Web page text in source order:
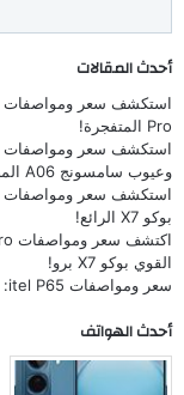
أحدث المقالات
Pro المتفجرة!
وعيوب سامسونج A06 المبهرة!
بوكو X7 الرائع!
القوي بوكو X7 برو!
سعر ومواصفات itel P65: اكتشف مميزات وعيوب الهاتف الذكي المبتكر!
أحدث الهواتف